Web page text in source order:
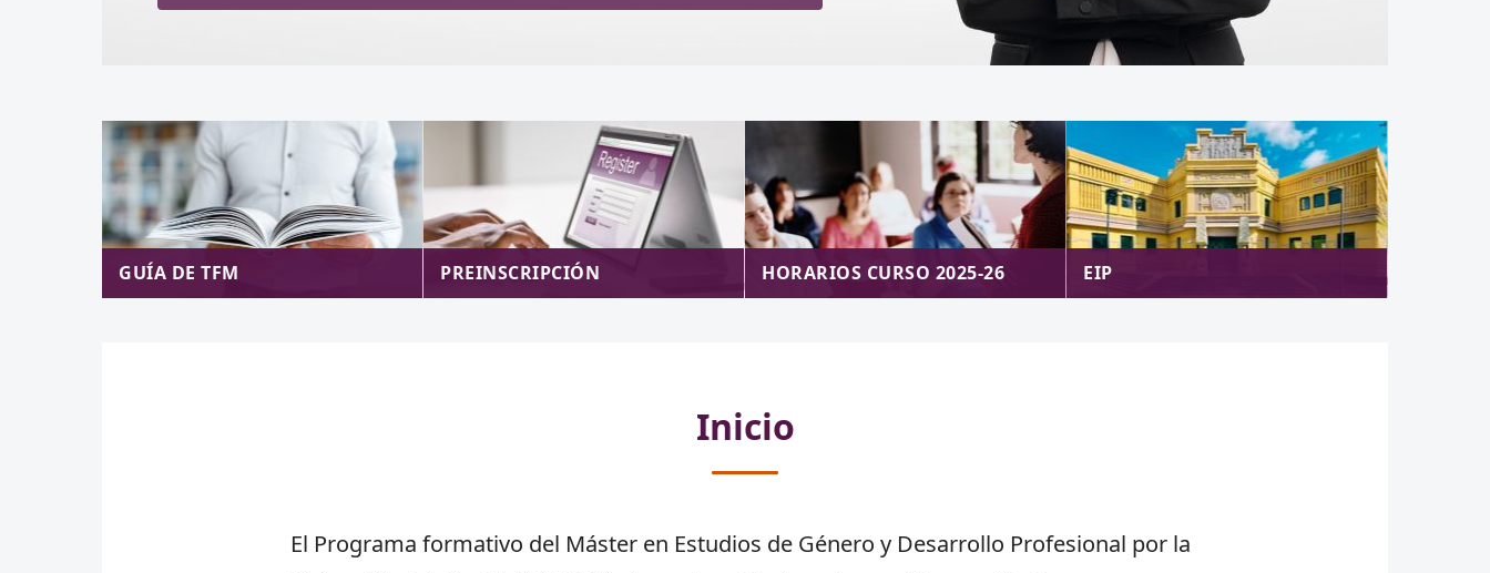
GUÍA DE TFM PREINSCRIPCIÓN HORARIOS CURSO 2025-26 EIP
Inicio
El Programa formativo del Máster en Estudios de Género y Desarrollo Profesional por la